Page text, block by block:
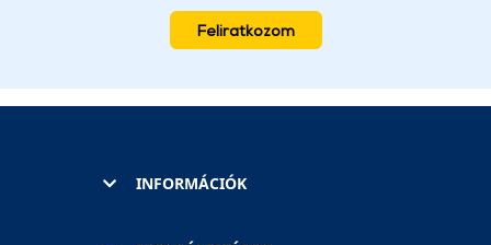
Feliratkozom
INFORMÁCIÓK